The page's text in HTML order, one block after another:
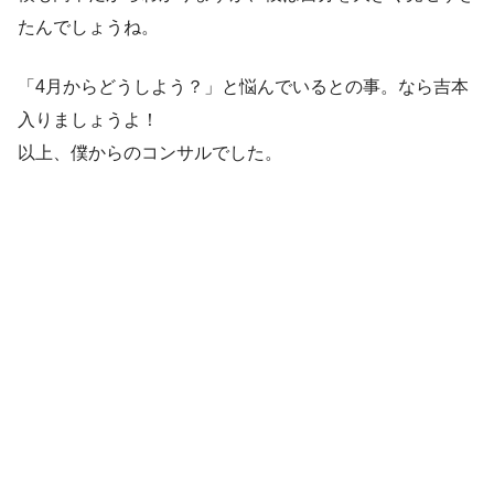
たんでしょうね。
「4月からどうしよう？」と悩んでいるとの事。なら吉本
入りましょうよ！
以上、僕からのコンサルでした。